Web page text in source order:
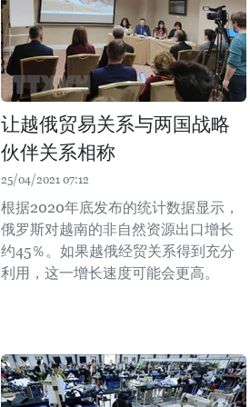
让越俄贸易关系与两国战略
伙伴关系相称
25/04/2021 07:12
根据2020年底发布的统计数据显示，
俄罗斯对越南的非自然资源出口增长
约45％。如果越俄经贸关系得到充分
利用，这一增长速度可能会更高。